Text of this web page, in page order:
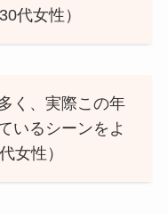
代女性）
く、実際この年
いるシーンをよ
女性）